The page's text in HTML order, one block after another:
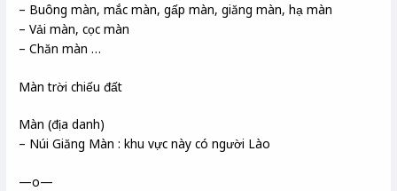
– Buông màn, mắc màn, gấp màn, giăng màn, hạ màn
– Vải màn, cọc màn
– Chăn màn …
Màn trời chiếu đất
Màn (địa danh)
– Núi Giăng Màn : khu vực này có người Lào
—o—